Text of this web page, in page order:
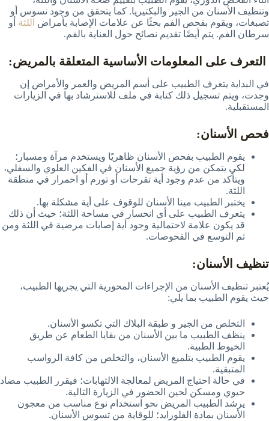
وتنظيف الأسنان من الجير والبكتيريا. كما يتحقق من وجود تسوس أو
تصبغات، ويقوم بفحص الفم بحثًا عن علامات الإصابة بأمراض اللثة أو
سرطان الفم. يتم أيضًا تقديم نصائح حول العناية بالفم.
التعرف على المعلومات الأساسية المتعلقة بالمريض:
في البداية يتعرف الطبيب على أسم المريض والعمر والأمراض إن
وجدت، ويتم تسجيل ذلك كتابة في ملف للاسترشاد بها في الزيارات
المستقبلية.
فحص الأسنان:
يقوم الطبيب بفحص الأسنان ظاهريًا ويستخدم مرآة ومسبار؛
لكي يتمكن من رؤية جميع الأسنان في الفكين العلوي والسفلي،
ويتأكد من عدم وجود أية تقرحات أو تورم أو احمرار في منطقة
اللثة.
يختبر الطبيب مينا الأسنان للوقوف على أية مشكلة بها.
يتعرف الطبيب على أي انحسار في مساحة اللثة؛ حيث أن ذلك
قد يكون علامة لاحتمالية وجود أية إصابات مرضية في اللثة ومن
ثم التوسع في الفحوصات.
تنظيف الأسنان:
يُعتبر تنظيف الأسنان من الإجراءات المحورية التي يجريها الطبيب،
حيث يقوم الطبيب بما يلي:
التخلص من الجير و طبقة البلاك التي تكسو الأسنان.
ينظف الطبيب ما بين الأسنان من بقايا الطعام عن طريق
الخيوط الطبية.
يقوم الطبيب بتلميع الأسنان، والتخلص من كافة الرواسب
المتبقية.
في حالة احتياج المريض لمعالجة الالتهابات؛ فيقرر الطبيب مضاد
حيوي ومسكن لحين الحضور في الزيارة التالية.
يرشد الطبيب المريض نحو استخدام نوع مناسب من معجون
الأسنان بمادة الفلورايد؛ للوقاية من تسوس الأسنان.